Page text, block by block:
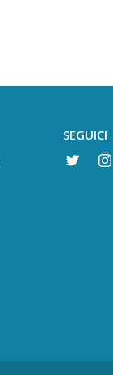
SEGUICI